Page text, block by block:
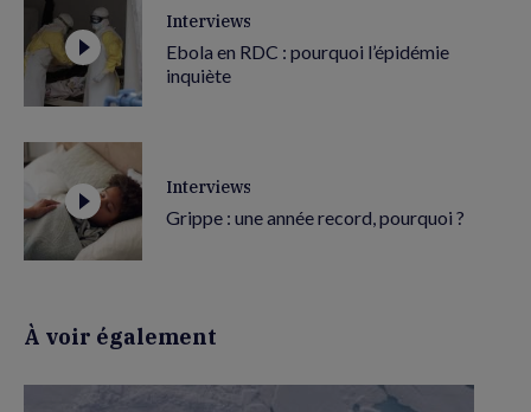
Interviews
Ebola en RDC : pourquoi l’épidémie
inquiète
Interviews
Grippe : une année record, pourquoi ?
À voir également